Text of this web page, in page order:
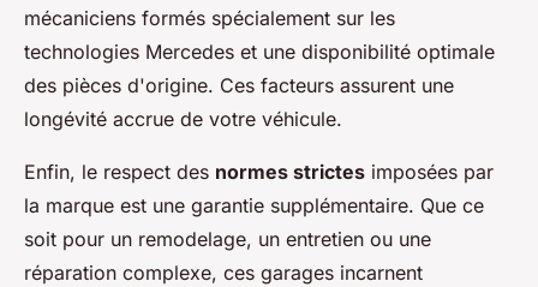
mécaniciens formés spécialement sur les
technologies Mercedes et une disponibilité optimale
des pièces d'origine. Ces facteurs assurent une
longévité accrue de votre véhicule.
Enfin, le respect des normes strictes imposées par
la marque est une garantie supplémentaire. Que ce
soit pour un remodelage, un entretien ou une
réparation complexe, ces garages incarnent